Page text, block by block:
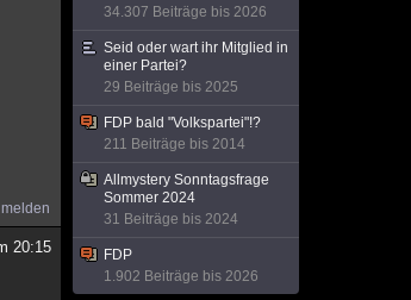
melden
20:15
34.307 Beiträge bis 2026
Seid oder wart ihr Mitglied in
einer Partei?
29 Beiträge bis 2025
FDP bald "Volkspartei"!?
211 Beiträge bis 2014
Allmystery Sonntagsfrage
Sommer 2024
31 Beiträge bis 2024
FDP
1.902 Beiträge bis 2026